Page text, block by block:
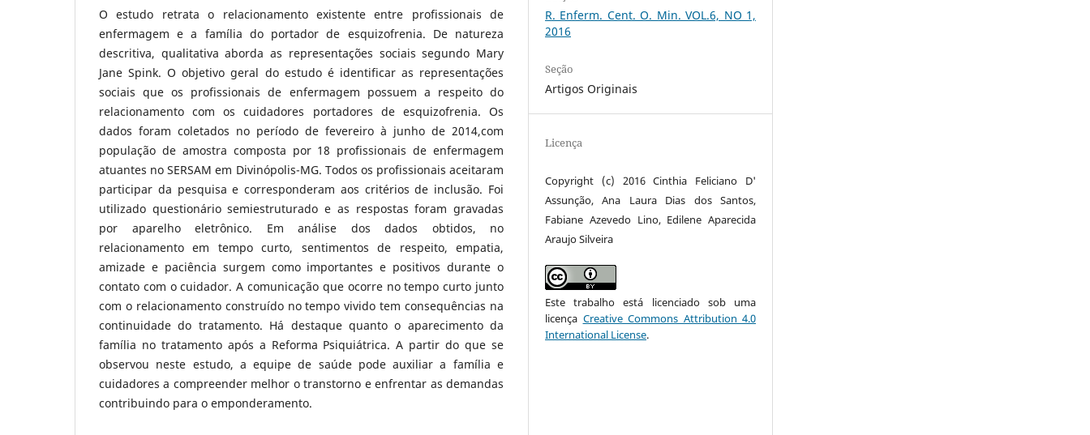
O estudo retrata o relacionamento existente entre profissionais de
enfermagem e a família do portador de esquizofrenia. De natureza
descritiva, qualitativa aborda as representações sociais segundo Mary
Jane Spink. O objetivo geral do estudo é identificar as representações
sociais que os profissionais de enfermagem possuem a respeito do
relacionamento com os cuidadores portadores de esquizofrenia. Os
dados foram coletados no período de fevereiro à junho de 2014,com
população de amostra composta por 18 profissionais de enfermagem
atuantes no SERSAM em Divinópolis-MG. Todos os profissionais aceitaram
participar da pesquisa e corresponderam aos critérios de inclusão. Foi
utilizado questionário semiestruturado e as respostas foram gravadas
por aparelho eletrônico. Em análise dos dados obtidos, no
relacionamento em tempo curto, sentimentos de respeito, empatia,
amizade e paciência surgem como importantes e positivos durante o
contato com o cuidador. A comunicação que ocorre no tempo curto junto
com o relacionamento construído no tempo vivido tem consequências na
continuidade do tratamento. Há destaque quanto o aparecimento da
família no tratamento após a Reforma Psiquiátrica. A partir do que se
observou neste estudo, a equipe de saúde pode auxiliar a família e
cuidadores a compreender melhor o transtorno e enfrentar as demandas
contribuindo para o emponderamento.
R. Enferm. Cent. O. Min. VOL.6, NO 1,
2016
Seção
Artigos Originais
Licença
Copyright (c) 2016 Cinthia Feliciano D'
Assunção, Ana Laura Dias dos Santos,
Fabiane Azevedo Lino, Edilene Aparecida
Araujo Silveira
Este trabalho está licenciado sob uma
licença Creative Commons Attribution 4.0
International License.